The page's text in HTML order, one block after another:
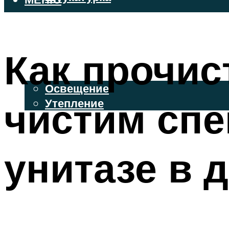
ВЕНТИЛИРУЕМЫЕ ФАСАДЫ
ОСВЕЩЕНИЕ И УТЕПЛЕНИЕ
Освещение
Утепление
ДЕКОР
МЕНЮ
Как
чистим
унитазе в